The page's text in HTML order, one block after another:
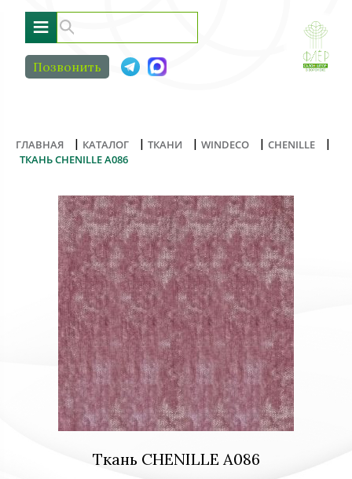
≡
Позвонить
ГЛАВНАЯ | КАТАЛОГ | ТКАНИ | WINDECO | CHENILLE |
ТКАНЬ CHENILLE A086
Ткань CHENILLE A086